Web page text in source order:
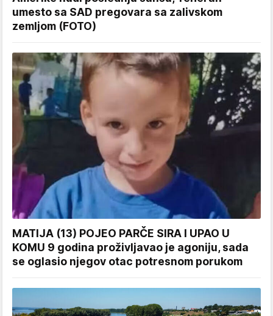
umesto sa SAD pregovara sa zalivskom
zemljom (FOTO)
MATIJA (13) POJEO PARČE SIRA I UPAO U
KOMU 9 godina proživljavao je agoniju, sada
se oglasio njegov otac potresnom porukom